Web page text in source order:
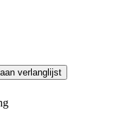
verlanglijst